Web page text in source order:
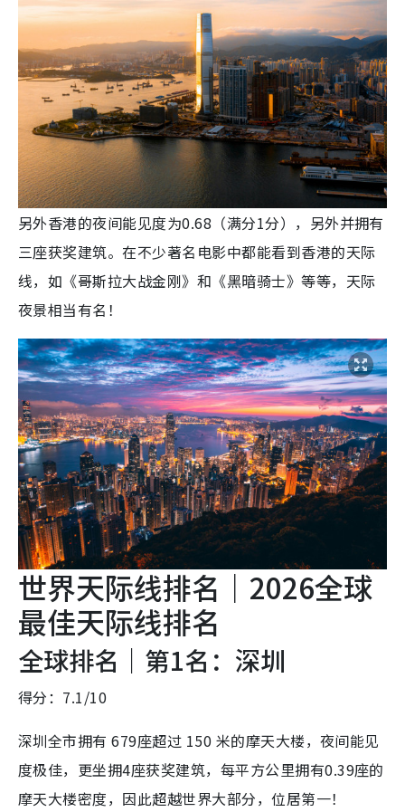
另外香港的夜间能见度为0.68（满分1分），另外并拥有
三座获奖建筑。在不少著名电影中都能看到香港的天际
线，如《哥斯拉大战金刚》和《黑暗骑士》等等，天际
夜景相当有名！
世界天际线排名｜2026全球
最佳天际线排名
全球排名｜第1名：深圳
得分：7.1/10
深圳全市拥有 679座超过 150 米的摩天大楼，夜间能见
度极佳，更坐拥4座获奖建筑，每平方公里拥有0.39座的
摩天大楼密度，因此超越世界大部分，位居第一！